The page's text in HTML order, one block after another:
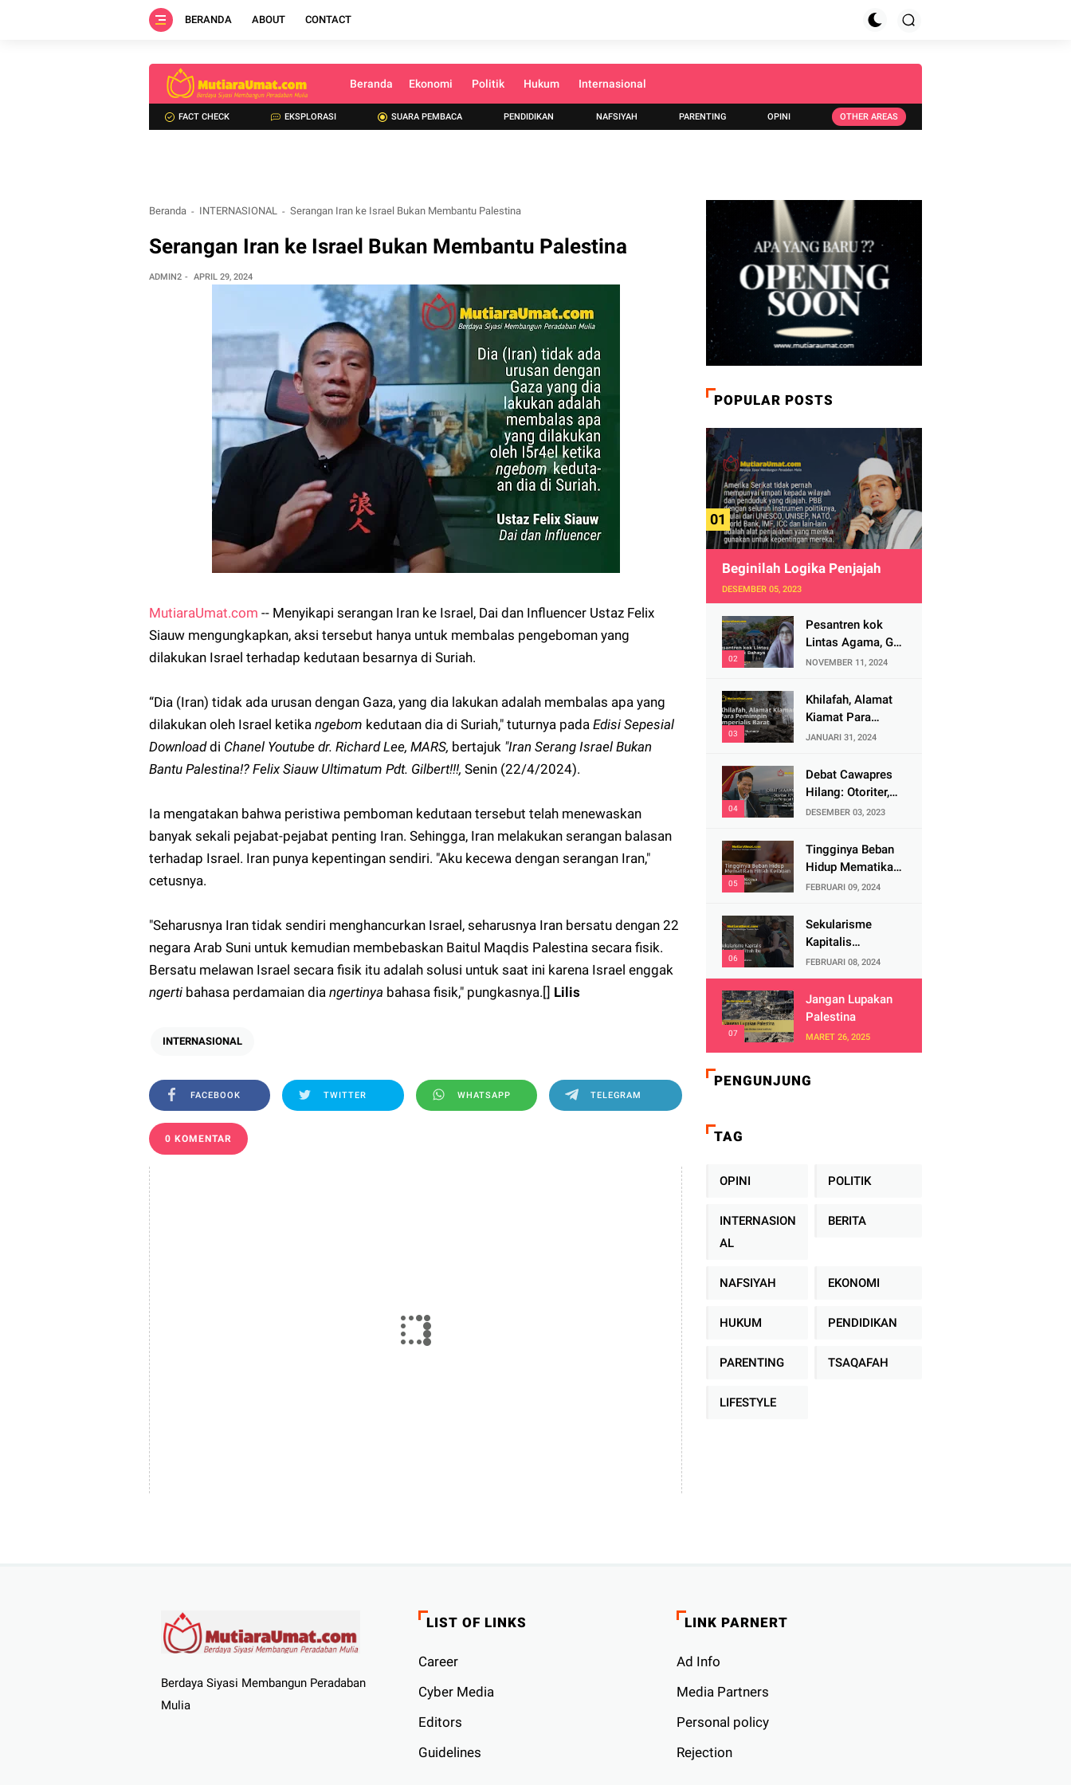
BERANDA ABOUT CONTACT
Beranda Ekonomi Politik Hukum Internasional
FACT CHECK EKSPLORASI SUARA PEMBACA PENDIDIKAN NAFSIYAH PARENTING OPINI OTHER AREAS
Beranda INTERNASIONAL Serangan Iran ke Israel Bukan Membantu Palestina
Serangan Iran ke Israel Bukan Membantu Palestina
ADMIN2 APRIL 29, 2024
MutiaraUmat.com -- Menyikapi serangan Iran ke Israel, Dai dan Influencer Ustaz Felix
Siauw mengungkapkan, aksi tersebut hanya untuk membalas pengeboman yang
dilakukan Israel terhadap kedutaan besarnya di Suriah.
“Dia (Iran) tidak ada urusan dengan Gaza, yang dia lakukan adalah membalas apa yang
dilakukan oleh Israel ketika ngebom kedutaan dia di Suriah," tuturnya pada Edisi Sepesial
Downloaddi Chanel Youtube dr. Richard Lee, MARS, bertajuk "Iran Serang Israel Bukan
Bantu Palestina!? Felix Siauw Ultimatum Pdt. Gilbert!!!, Senin (22/4/2024).
Ia mengatakan bahwa peristiwa pemboman kedutaan tersebut telah menewaskan
banyak sekali pejabat-pejabat penting Iran. Sehingga, Iran melakukan serangan balasan
terhadap Israel. Iran punya kepentingan sendiri. "Aku kecewa dengan serangan Iran,"
cetusnya.
"Seharusnya Iran tidak sendiri menghancurkan Israel, seharusnya Iran bersatu dengan 22
negara Arab Suni untuk kemudian membebaskan Baitul Maqdis Palestina secara fisik.
Bersatu melawan Israel secara fisik itu adalah solusi untuk saat ini karena Israel enggak
ngerti bahasa perdamaian dia ngertinya bahasa fisik," pungkasnya.[] Lilis
INTERNASIONAL
FACEBOOK TWITTER WHATSAPP TELEGRAM
0 KOMENTAR
POPULAR POSTS
Beginilah Logika Penjajah
DESEMBER 05, 2023
Pesantren kok
Lintas Agama, Ga
Bahaya Tah?
NOVEMBER 11, 2024
Khilafah, Alamat
Kiamat Para
Pemimpin
JANUARI 31, 2024
Debat Cawapres
Hilang: Otoriter,
KPU Pengawal
Demokrasi?
DESEMBER 03, 2023
Tingginya Beban
Hidup Mematikan
Fitrah Keibuan
FEBRUARI 09, 2024
Sekularisme
Kapitalis
Mematikan Fitrah
Ibu
FEBRUARI 08, 2024
Jangan Lupakan
Palestina
MARET 26, 2025
PENGUNJUNG
TAG
OPINI POLITIK
INTERNASION
AL
BERITA
NAFSIYAH EKONOMI
HUKUM PENDIDIKAN
PARENTING TSAQAFAH
LIFESTYLE
Berdaya Siyasi Membangun Peradaban
Mulia
LIST OF LINKS
Career
Cyber ​​Media
Editors
Guidelines
LINK PARNERT
Ad Info
Media Partners
Personal policy
Rejection